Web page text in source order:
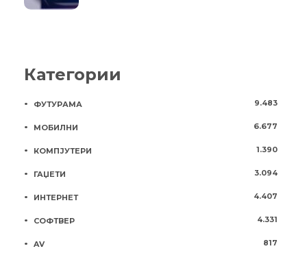
Категории
ФУТУРАМА 9.483
МОБИЛНИ 6.677
КОМПЈУТЕРИ 1.390
ГАЏЕТИ 3.094
ИНТЕРНЕТ 4.407
СОФТВЕР 4.331
AV 817